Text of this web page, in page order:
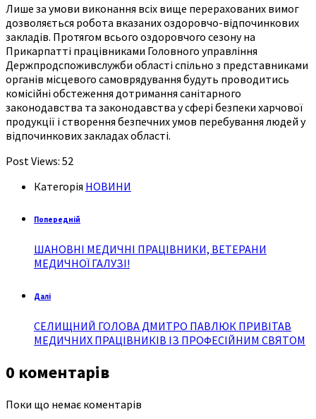
Лише за умови виконання всіх вище перерахованих вимог
дозволяється робота вказаних оздоровчо-відпочинкових
закладів. Протягом всього оздоровчого сезону на
Прикарпатті працівниками Головного управління
Держпродспоживслужби області спільно з представниками
органів місцевого самоврядування будуть проводитись
комісійні обстеження дотримання санітарного
законодавства та законодавства у сфері безпеки харчової
продукції і створення безпечних умов перебування людей у
відпочинкових закладах області.
Post Views: 52
Категорія НОВИНИ
Попередній
ШАНОВНІ МЕДИЧНІ ПРАЦІВНИКИ, ВЕТЕРАНИ
МЕДИЧНОЇ ГАЛУЗІ!
Далі
СЕЛИЩНИЙ ГОЛОВА ДМИТРО ПАВЛЮК ПРИВІТАВ
МЕДИЧНИХ ПРАЦІВНИКІВ ІЗ ПРОФЕСІЙНИМ СВЯТОМ
0 коментарів
Поки що немає коментарів